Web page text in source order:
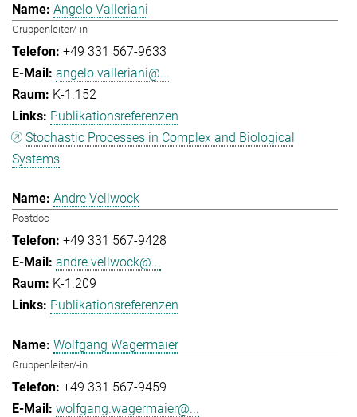
Angelo Valleriani
Gruppenleiter/-in
+49 331 567-9633
angelo.valleriani@...
K-1.152
Publikationsreferenzen
Stochastic Processes in Complex and Biological
Systems
Andre Vellwock
Postdoc
+49 331 567-9428
andre.vellwock@...
K-1.209
Publikationsreferenzen
Wolfgang Wagermaier
Gruppenleiter/-in
+49 331 567-9459
wolfgang.wagermaier@...